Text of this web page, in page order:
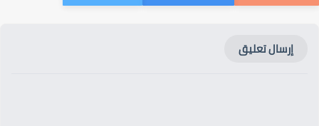
إرسال تعليق